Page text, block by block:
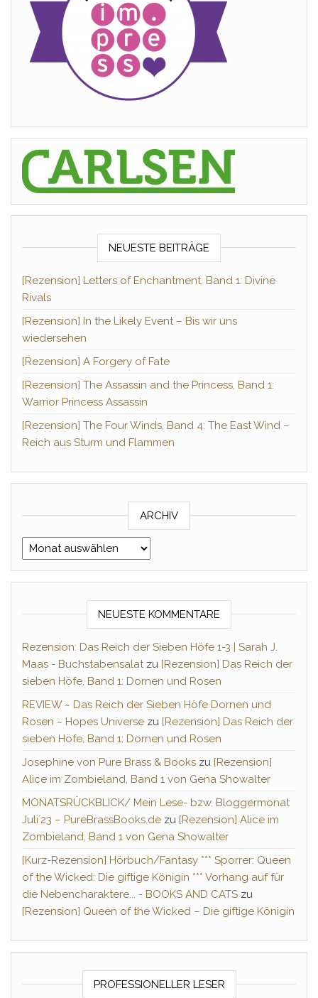
NEUESTE BEITRÄGE
[Rezension] Letters of Enchantment, Band 1: Divine
Rivals
[Rezension] In the Likely Event – Bis wir uns
wiedersehen
[Rezension] A Forgery of Fate
[Rezension] The Assassin and the Princess, Band 1:
Warrior Princess Assassin
[Rezension] The Four Winds, Band 4: The East Wind –
Reich aus Sturm und Flammen
ARCHIV
Archiv
NEUESTE KOMMENTARE
Rezension: Das Reich der Sieben Höfe 1-3 | Sarah J.
Maas - Buchstabensalatzu [Rezension] Das Reich der
sieben Höfe, Band 1: Dornen und Rosen
REVIEW ~ Das Reich der Sieben Höfe Dornen und
Rosen ~ Hopes Universe zu [Rezension] Das Reich der
sieben Höfe, Band 1: Dornen und Rosen
Josephine von Pure Brass & Books zu [Rezension]
Alice im Zombieland, Band 1 von Gena Showalter
MONATSRÜCKBLICK/ Mein Lese- bzw. Bloggermonat
Juli´23 – PureBrassBooks.de zu [Rezension] Alice im
Zombieland, Band 1 von Gena Showalter
[Kurz-Rezension] Hörbuch/Fantasy *** Sporrer: Queen
of the Wicked: Die giftige Königin *** Vorhang auf für
die Nebencharaktere... - BOOKS AND CATS zu
[Rezension] Queen of the Wicked – Die giftige Königin
PROFESSIONELLER LESER